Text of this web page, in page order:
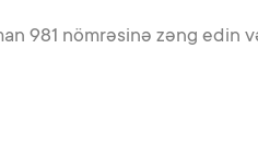
981 nömrəsinə zəng edin